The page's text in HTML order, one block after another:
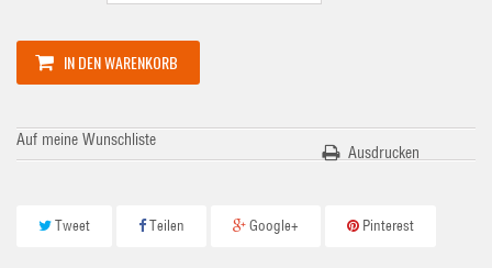
IN DEN WARENKORB
Auf meine Wunschliste
Ausdrucken
Tweet Teilen Google+ Pinterest